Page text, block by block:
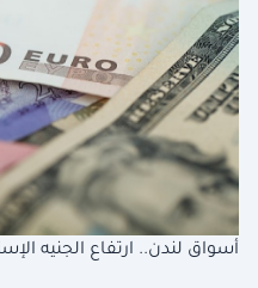
أسواق لندن.. ارتفاع الجنيه